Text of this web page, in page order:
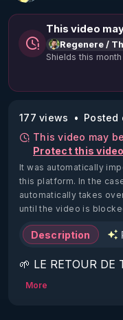
This video
Regenere /
Shields this
177 views
Posted
This video may
Protect this video
It was automatically
this platform. In the
automatically takes
until the video is
Description
🌱 LE RETOUR DE
2022)!
More